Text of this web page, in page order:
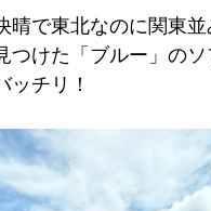
晴で東北なのに関東
つけた「ブルー」の
ッチリ！